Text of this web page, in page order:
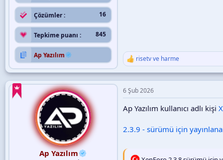
Çözümler 16
Tepkime puanı 845
Ap Yazılım
T
p
i
e
:
risetvve harme
Ap Yazılım
6 Şub 2026
Ap Yazılım kullanıcı adlı kişi
2.3.9 - sürümü için